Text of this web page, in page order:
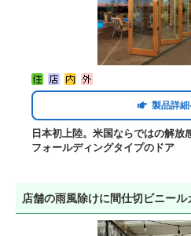
製品詳
日本初上陸。米国ならではの解放
フォールディングタイプのドア
店舗の雨風除けに間仕切ビニール